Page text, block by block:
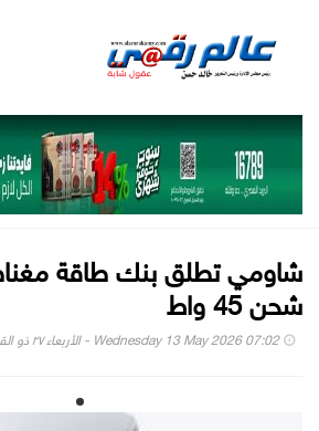
شاومي تطلق بنك طاقة
شحن 45 واط
Wednesday 13 May 2026 07:02 - الأربعاء ٢٧ ذو القعدة ١٤٤٧